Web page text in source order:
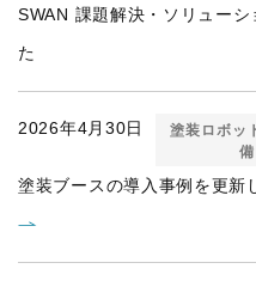
SWAN 課題解決・ソリュー
た
2026年4月30日
塗装ロボッ
備
塗装ブースの導入事例を更新